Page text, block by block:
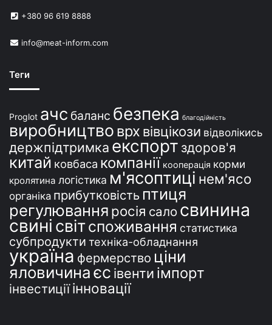
У
р
ї
+380 96 619 8888
info@meat-inform.com
Теги
Proglot ачс баланс безпека благодійність
виробництво врх вівцікози відволікись
держпідтримка експорт здоров'я
китай ковбаса компанії кооперація корми
кролятина логістика м'ясоптиці нем'ясо
органіка прибутковість птиця
регулювання росія сало свинина
свині світспоживання статистика
субпродукти техніка-обладнання
україна фермерство ціни
яловичинаєс івенти імпорт
інвестиції інновації